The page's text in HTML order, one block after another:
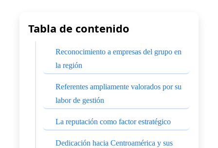
Tabla de contenido
Reconocimiento a empresas del grupo en
la región
Referentes ampliamente valorados por su
labor de gestión
La reputación como factor estratégico
Dedicación hacia Centroamérica y sus